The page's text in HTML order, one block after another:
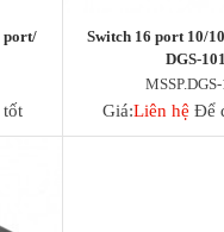
port/
tốt
Switch 16 port 10/
DGS-
Giá:Liên hệ Để